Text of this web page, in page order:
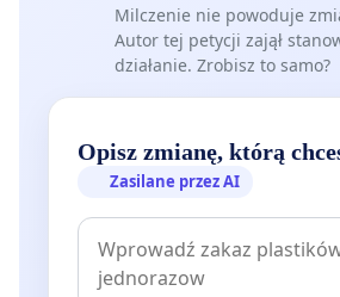
Milczenie nie powoduje
Autor tej petycji zajął
działanie. Zrobisz to samo?
Opisz zmianę, którą
Zasilane przez AI